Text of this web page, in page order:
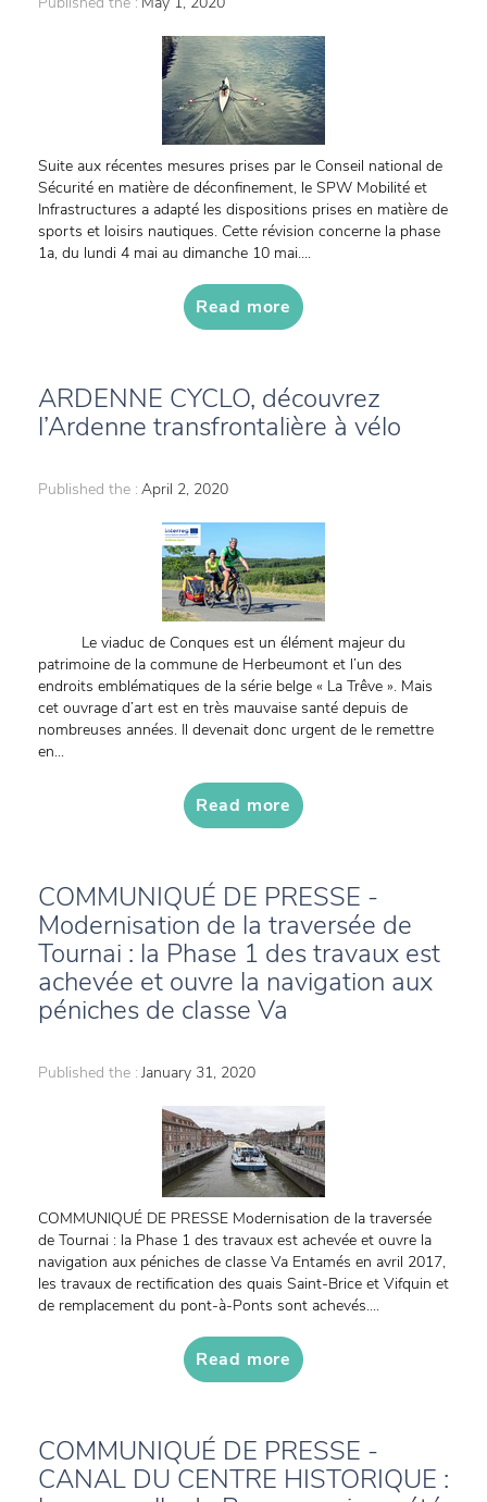
Suite aux récentes mesures prises par le Conseil national de
Sécurité en matière de déconfinement, le SPW Mobilité et
Infrastructures a adapté les dispositions prises en matière de
sports et loisirs nautiques. Cette révision concerne la phase
1a, du lundi 4 mai au dimanche 10 mai....
Read more
ARDENNE CYCLO, découvrez
l’Ardenne transfrontalière à vélo
Published the : April 2, 2020
Le viaduc de Conques est un élément majeur du
patrimoine de la commune de Herbeumont et l’un des
endroits emblématiques de la série belge « La Trêve ». Mais
cet ouvrage d’art est en très mauvaise santé depuis de
nombreuses années. Il devenait donc urgent de le remettre
en...
Read more
COMMUNIQUÉ DE PRESSE -
Modernisation de la traversée de
Tournai : la Phase 1 des travaux est
achevée et ouvre la navigation aux
péniches de classe Va
Published the : January 31, 2020
COMMUNIQUÉ DE PRESSE Modernisation de la traversée
de Tournai : la Phase 1 des travaux est achevée et ouvre la
navigation aux péniches de classe Va Entamés en avril 2017,
les travaux de rectification des quais Saint-Brice et Vifquin et
de remplacement du pont-à-Ponts sont achevés....
Read more
COMMUNIQUÉ DE PRESSE -
CANAL DU CENTRE HISTORIQUE :